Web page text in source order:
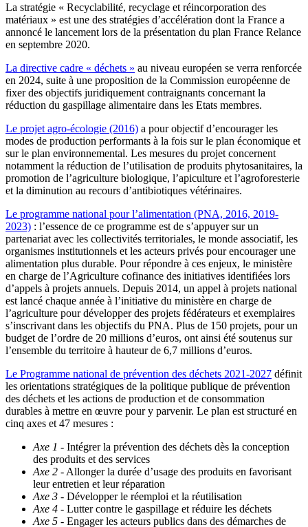
La stratégie « Recyclabilité, recyclage et réincorporation des
matériaux » est une des stratégies d’accélération dont la France a
annoncé le lancement lors de la présentation du plan France Relance
en septembre 2020.
La directive cadre « déchets » au niveau européen se verra renforcée
en 2024, suite à une proposition de la Commission européenne de
fixer des objectifs juridiquement contraignants concernant la
réduction du gaspillage alimentaire dans les Etats membres.
Le projet agro-écologie (2016) a pour objectif d’encourager les
modes de production performants à la fois sur le plan économique et
sur le plan environnemental. Les mesures du projet concernent
notamment la réduction de l’utilisation de produits phytosanitaires, la
promotion de l’agriculture biologique, l’apiculture et l’agroforesterie
et la diminution au recours d’antibiotiques vétérinaires.
Le programme national pour l’alimentation (PNA, 2016, 2019-
2023) : l’essence de ce programme est de s’appuyer sur un
partenariat avec les collectivités territoriales, le monde associatif, les
organismes institutionnels et les acteurs privés pour encourager une
alimentation plus durable. Pour répondre à ces enjeux, le ministère
en charge de l’Agriculture cofinance des initiatives identifiées lors
d’appels à projets annuels. Depuis 2014, un appel à projets national
est lancé chaque année à l’initiative du ministère en charge de
l’agriculture pour développer des projets fédérateurs et exemplaires
s’inscrivant dans les objectifs du PNA. Plus de 150 projets, pour un
budget de l’ordre de 20 millions d’euros, ont ainsi été soutenus sur
l’ensemble du territoire à hauteur de 6,7 millions d’euros.
Le Programme national de prévention des déchets 2021-2027 définit
les orientations stratégiques de la politique publique de prévention
des déchets et les actions de production et de consommation
durables à mettre en œuvre pour y parvenir. Le plan est structuré en
cinq axes et 47 mesures :
Axe 1 - Intégrer la prévention des déchets dès la conception
des produits et des services
Axe 2 - Allonger la durée d’usage des produits en favorisant
leur entretien et leur réparation
Axe 3 - Développer le réemploi et la réutilisation
Axe 4 - Lutter contre le gaspillage et réduire les déchets
Axe 5 - Engager les acteurs publics dans des démarches de